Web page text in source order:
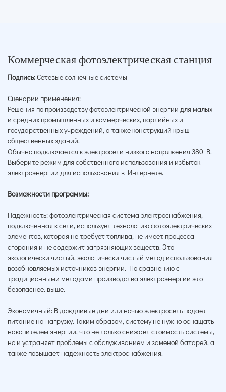
Коммерческая фотоэлектрическая станция
Подпись:Сетевые солнечные системы
Сценарии применения:
Решения по производству фотоэлектрической энергии для малых
и средних промышленных и коммерческих, партийных и
государственных учреждений, а также конструкций крыш
общественных зданий.
Обычно подключается к электросети низкого напряжения 380 В.
Выберите режим для собственного использования и избыток
электроэнергии для использования в Интернете.
Возможности программы:
Надежность: фотоэлектрическая система электроснабжения,
подключенная к сети, использует технологию фотоэлектрических
элементов, которая не требует топлива, не имеет процесса
сгорания и не содержит загрязняющих веществ. Это
экологически чистый, экологически чистый метод использования
возобновляемых источников энергии. По сравнению с
традиционными методами производства электроэнергии это
безопаснее. выше.
Экономичный: В дождливые дни или ночью электросеть подает
питание на нагрузку. Таким образом, систему не нужно оснащать
накопителем энергии, что не только снижает стоимость системы,
но и устраняет проблемы с обслуживанием и заменой батарей, а
также повышает надежность электроснабжения.